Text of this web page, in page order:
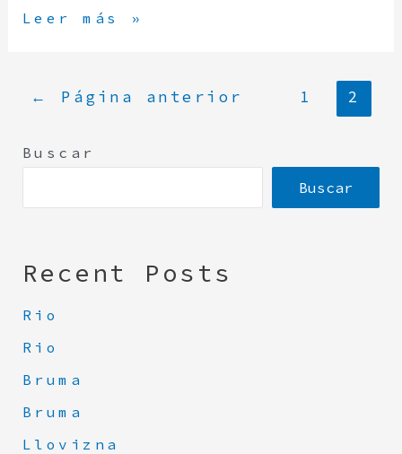
Leer más »
← Página anterior 1 2
Buscar
Buscar
Recent Posts
Rio
Rio
Bruma
Bruma
Llovizna